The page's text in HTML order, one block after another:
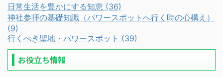
日常生活を豊かにする知恵 (36)
神社参拝の基礎知識（パワースポットへ行く時の心構え）
(9)
行くべき聖地・パワースポット (39)
お役立ち情報